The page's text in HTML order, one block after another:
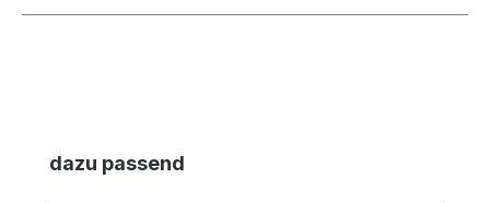
Produktgalerie überspringen
dazu passend